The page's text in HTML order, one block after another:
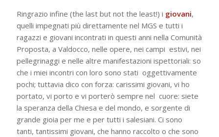
Ringrazio infine (the last but not the least!) i giovani,
quelli impegnati più direttamente nel MGS e tutti i
ragazzi e giovani incontrati in questi anni nella Comunità
Proposta, a Valdocco, nelle opere, nei campi estivi, nei
pellegrinaggi e nelle altre manifestazioni ispettoriali: so
che i miei incontri con loro sono stati oggettivamente
pochi; tuttavia dico con forza: carissimi giovani, vi ho
portato, vi porto e vi porterò sempre nel cuore: siete
la speranza della Chiesa e del mondo, e sorgente di
grande gioia per me e per tutti i salesiani. Ci sono
tanti, tantissimi giovani, che hanno raccolto o che sono